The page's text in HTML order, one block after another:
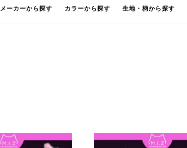
メーカーから探す カラーから探す 生地・柄から探す